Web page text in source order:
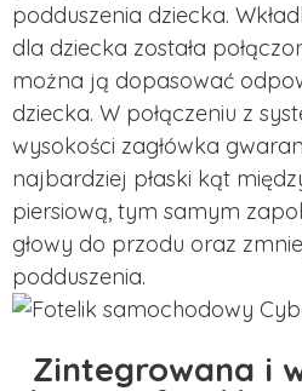
podduszenia dziecka.
dla dziecka została
można ją dopasować
dziecka. W połączeniu z
wysokości zagłówka
najbardziej płaski kąt
piersiową, tym samym
głowy do przodu oraz
podduszenia.
Zintegrowana i